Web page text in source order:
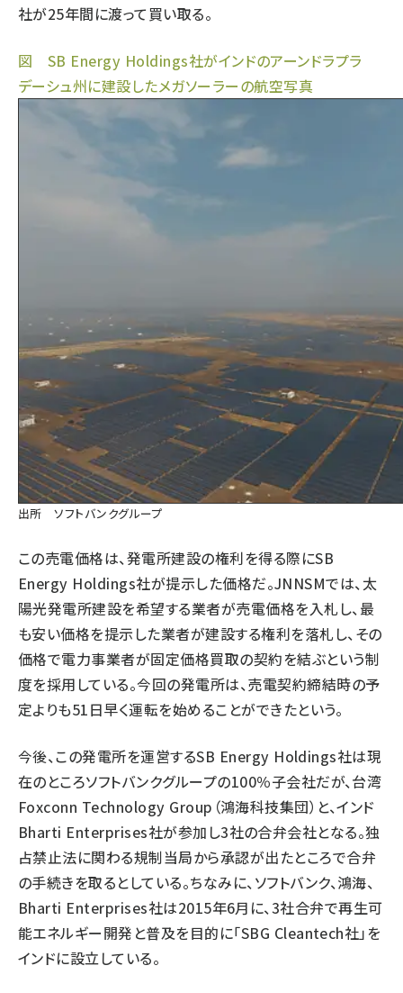
社が25年間に渡って買い取る。
図 SB Energy Holdings社がインドのアーンドラプラ
デーシュ州に建設したメガソーラーの航空写真
出所 ソフトバンクグループ
この売電価格は、発電所建設の権利を得る際にSB
Energy Holdings社が提示した価格だ。JNNSMでは、太
陽光発電所建設を希望する業者が売電価格を入札し、最
も安い価格を提示した業者が建設する権利を落札し、その
価格で電力事業者が固定価格買取の契約を結ぶという制
度を採用している。今回の発電所は、売電契約締結時の予
定よりも51日早く運転を始めることができたという。
今後、この発電所を運営するSB Energy Holdings社は現
在のところソフトバンクグループの100％子会社だが、台湾
Foxconn Technology Group（鴻海科技集団）と、インド
Bharti Enterprises社が参加し3社の合弁会社となる。独
占禁止法に関わる規制当局から承認が出たところで合弁
の手続きを取るとしている。ちなみに、ソフトバンク、鴻海、
Bharti Enterprises社は2015年6月に、3社合弁で再生可
能エネルギー開発と普及を目的に「SBG Cleantech社」を
インドに設立している。